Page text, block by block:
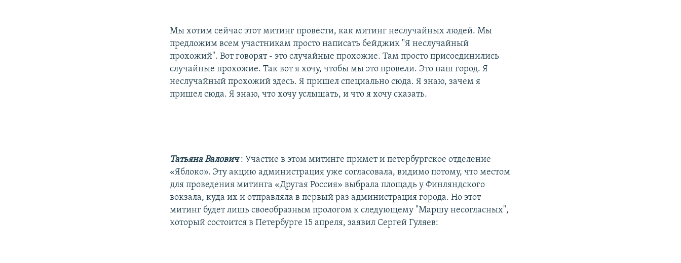
Мы хотим сейчас этот митинг провести, как митинг неслучайных людей. Мы
предложим всем участникам просто написать бейджик "Я неслучайный
прохожий". Вот говорят - это случайные прохожие. Там просто присоединились
случайные прохожие. Так вот я хочу, чтобы мы это провели. Это наш город. Я
неслучайный прохожий здесь. Я пришел специально сюда. Я знаю, зачем я
пришел сюда. Я знаю, что хочу услышать, и что я хочу сказать.
Татьяна Валович: Участие в этом митинге примет и петербургское отделение
«Яблоко». Эту акцию администрация уже согласовала, видимо потому, что местом
для проведения митинга «Другая Россия» выбрала площадь у Финляндского
вокзала, куда их и отправляла в первый раз администрация города. Но этот
митинг будет лишь своеобразным прологом к следующему "Маршу несогласных",
который состоится в Петербурге 15 апреля, заявил Сергей Гуляев: